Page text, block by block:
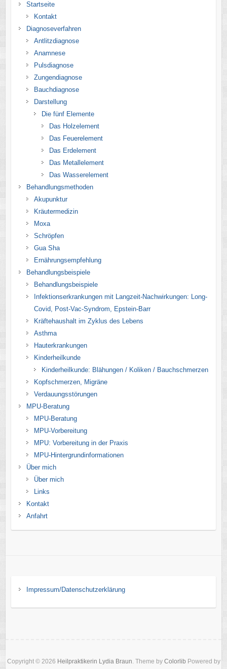
Startseite
Kontakt
Diagnoseverfahren
Antlitzdiagnose
Anamnese
Pulsdiagnose
Zungendiagnose
Bauchdiagnose
Darstellung
Die fünf Elemente
Das Holzelement
Das Feuerelement
Das Erdelement
Das Metallelement
Das Wasserelement
Behandlungsmethoden
Akupunktur
Kräutermedizin
Moxa
Schröpfen
Gua Sha
Ernährungsempfehlung
Behandlungsbeispiele
Behandlungsbeispiele
Infektionserkrankungen mit Langzeit-Nachwirkungen: Long-
Covid, Post-Vac-Syndrom, Epstein-Barr
Kräftehaushalt im Zyklus des Lebens
Asthma
Hauterkrankungen
Kinderheilkunde
Kinderheilkunde: Blähungen / Koliken / Bauchschmerzen
Kopfschmerzen, Migräne
Verdauungsstörungen
MPU-Beratung
MPU-Beratung
MPU-Vorbereitung
MPU: Vorbereitung in der Praxis
MPU-Hintergrundinformationen
Über mich
Über mich
Links
Kontakt
Anfahrt
Impressum/Datenschutzerklärung
Copyright © 2026 Heilpraktikerin Lydia Braun. Theme by Colorlib Powered by